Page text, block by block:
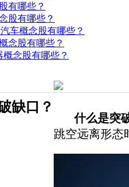
有哪些？
股有哪些？
车概念股有哪些？
念股有哪些？
念股有哪些？
缺口？
什么是突破
跳空远离形态